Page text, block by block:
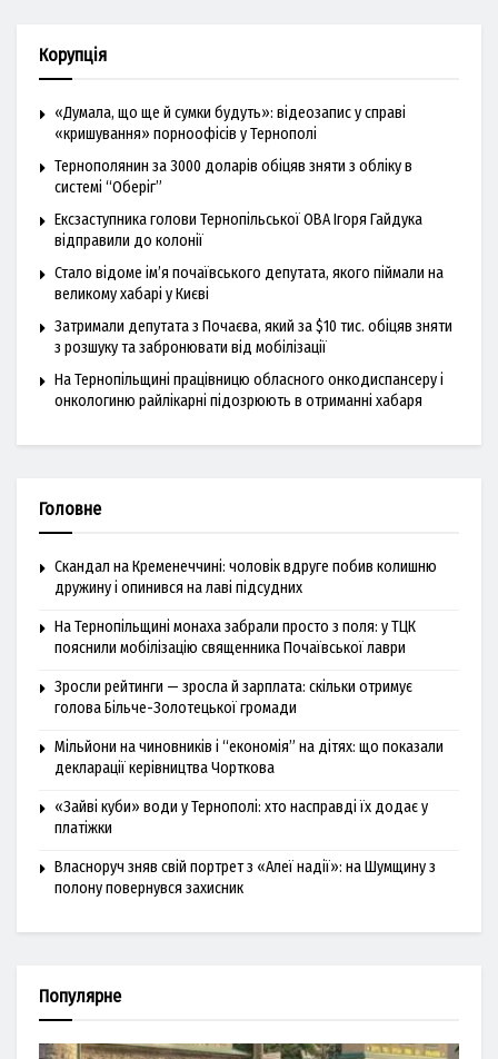
Корупція
«Думала, що ще й сумки будуть»: відеозапис у справі
«кришування» порноофісів у Тернополі
Тернополянин за 3000 доларів обіцяв зняти з обліку в
системі “Оберіг”
Ексзаступника голови Тернопільської ОВА Ігоря Гайдука
відправили до колонії
Стало відоме ім’я почаївського депутата, якого піймали на
великому хабарі у Києві
Затримали депутата з Почаєва, який за $10 тис. обіцяв зняти
з розшуку та забронювати від мобілізації
На Тернопільщині працівницю обласного онкодиспансеру і
онкологиню райлікарні підозрюють в отриманні хабаря
Головне
Скандал на Кременеччині: чоловік вдруге побив колишню
дружину і опинився на лаві підсудних
На Тернопільщині монаха забрали просто з поля: у ТЦК
пояснили мобілізацію священника Почаївської лаври
Зросли рейтинги — зросла й зарплата: скільки отримує
голова Більче-Золотецької громади
Мільйони на чиновників і “економія” на дітях: що показали
декларації керівництва Чорткова
«Зайві куби» води у Тернополі: хто насправді їх додає у
платіжки
Власноруч зняв свій портрет з «Алеї надії»: на Шумщину з
полону повернувся захисник
Популярне